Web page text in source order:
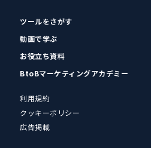
ツールをさがす
動画で学ぶ
お役立ち資料
BtoBマーケティングアカデミー
利用規約
クッキーポリシー
広告掲載